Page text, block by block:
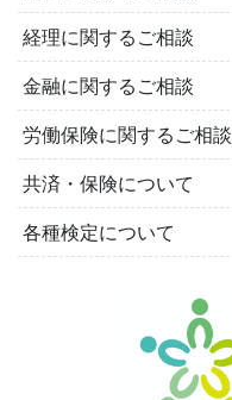
経理に関するご相談
金融に関するご相談
労働保険に関するご相談
共済・保険について
各種検定について